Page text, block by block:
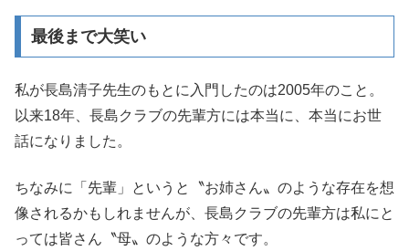
最後まで大笑い
私が長島清子先生のもとに入門したのは2005年のこと。
以来18年、長島クラブの先輩方には本当に、本当にお世
話になりました。
ちなみに「先輩」というと〝お姉さん〟のような存在を想
像されるかもしれませんが、長島クラブの先輩方は私にと
っては皆さん〝母〟のような方々です。